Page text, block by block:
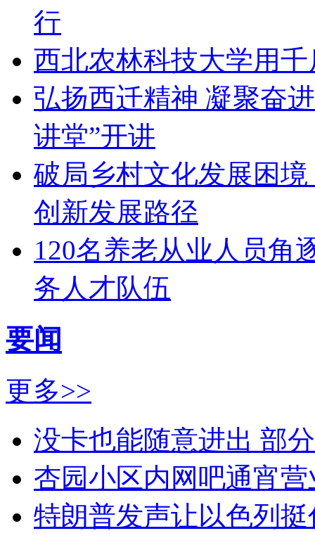
行
西北农林科技大学用
弘扬西迁精神 凝聚奋
讲堂”开讲
破局乡村文化发展困
创新发展路径
120名养老从业人员角
务人才队伍
要闻
更多>>
没卡也能随意进出 部
杏园小区内网吧通宵
特朗普发声让以色列挺